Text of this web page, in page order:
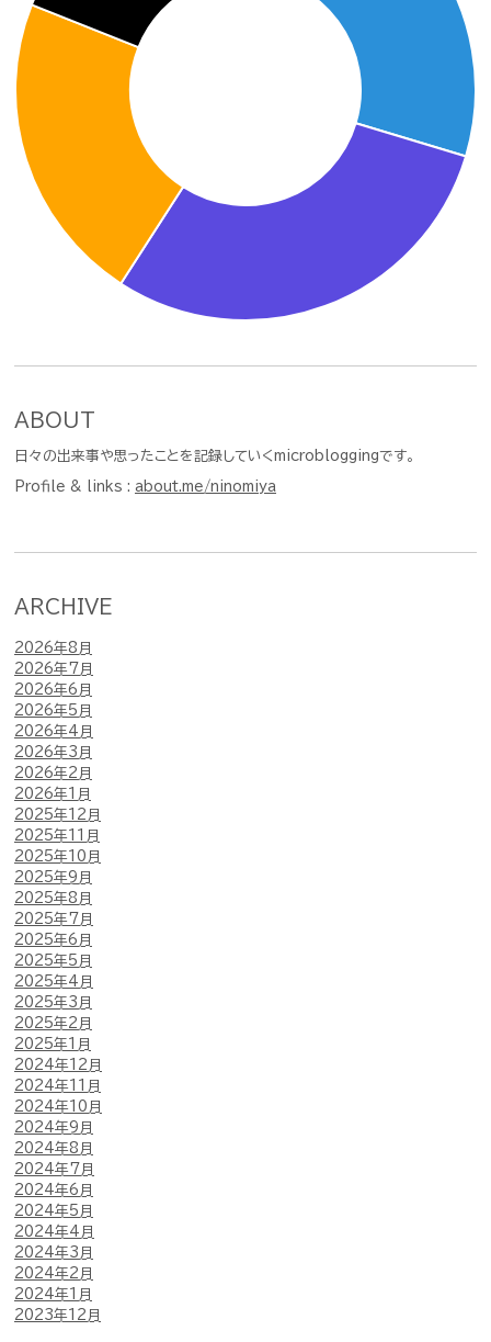
ABOUT
日々の出来事や思ったことを記録していくmicrobloggingです。
Profile & links : about.me/ninomiya
ARCHIVE
2026年8月
2026年7月
2026年6月
2026年5月
2026年4月
2026年3月
2026年2月
2026年1月
2025年12月
2025年11月
2025年10月
2025年9月
2025年8月
2025年7月
2025年6月
2025年5月
2025年4月
2025年3月
2025年2月
2025年1月
2024年12月
2024年11月
2024年10月
2024年9月
2024年8月
2024年7月
2024年6月
2024年5月
2024年4月
2024年3月
2024年2月
2024年1月
2023年12月